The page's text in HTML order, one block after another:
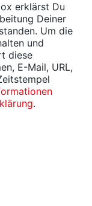
erklärst Du
Deiner
Um die
und
diese
E-Mail, URL,
.